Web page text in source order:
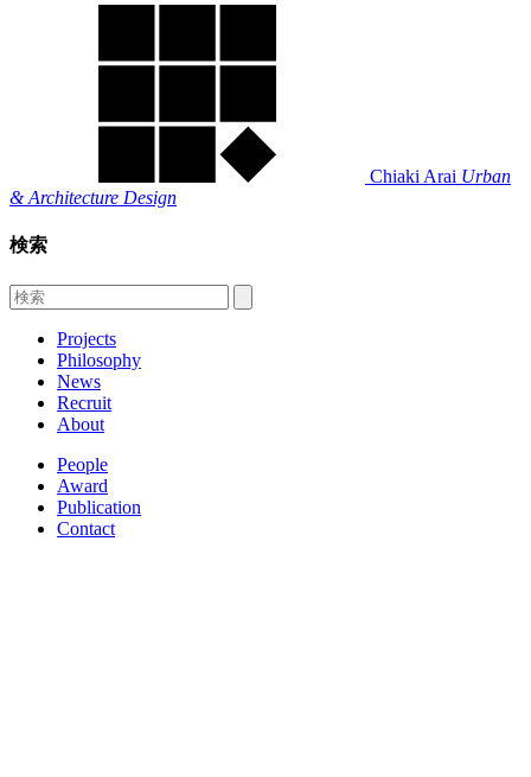
Chiaki Arai Urban
& Architecture Design
検索
Projects
Philosophy
News
Recruit
About
People
Award
Publication
Contact